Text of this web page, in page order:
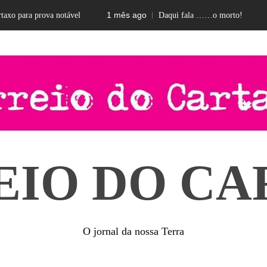
prova notável 1 mês ago Daqui fala ……o morto! 2
DO
O jornal da nossa Terra